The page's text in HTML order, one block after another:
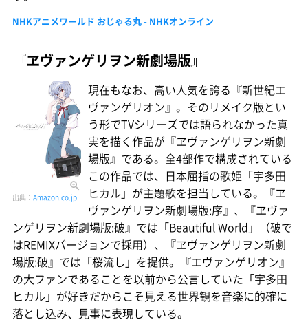
NHKアニメワールド おじゃる丸 - NHKオンライン
『ヱヴァンゲリヲン新劇場版』
出典： Amazon.co.jp
現在もなお、高い人気を誇る『新世紀エ
ヴァンゲリオン』。そのリメイク版とい
う形でTVシリーズでは語られなかった真
実を描く作品が『ヱヴァンゲリヲン新劇
場版』である。全4部作で構成されている
この作品では、日本屈指の歌姫「宇多田
ヒカル」が主題歌を担当している。『ヱ
ヴァンゲリヲン新劇場版:序』、『ヱヴァ
ンゲリヲン新劇場版:破』では「Beautiful World」（破で
はREMIXバージョンで採用）、『ヱヴァンゲリヲン新劇
場版:破』では「桜流し」を提供。『エヴァンゲリオン』
の大ファンであることを以前から公言していた「宇多田
ヒカル」が好きだからこそ見える世界観を音楽に的確に
落とし込み、見事に表現している。